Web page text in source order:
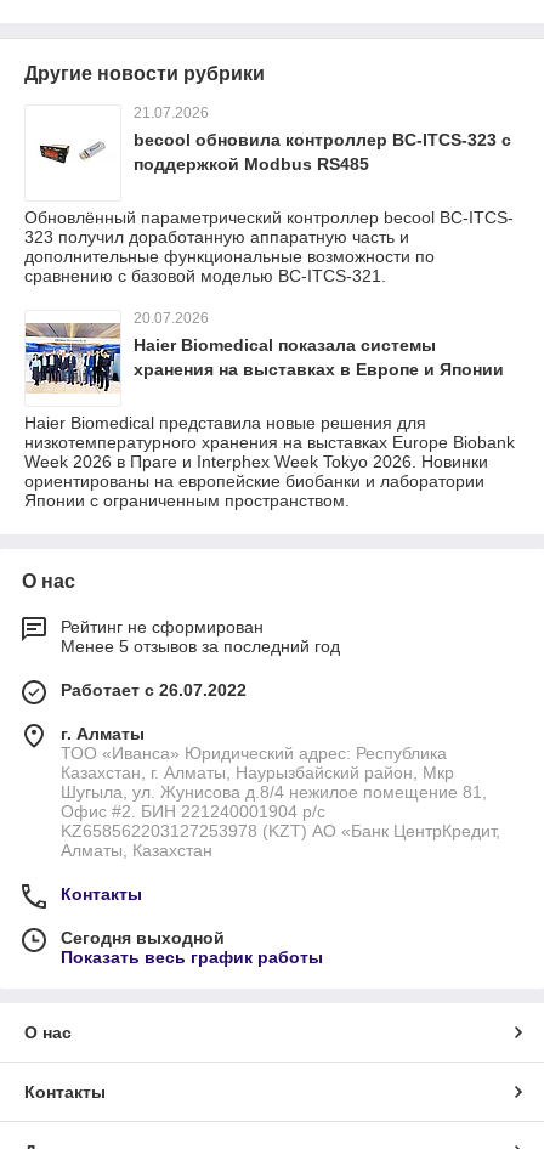
Другие новости рубрики
21.07.2026
becool обновила контроллер BC-ITCS-323 с
поддержкой Modbus RS485
Обновлённый параметрический контроллер becool BC-ITCS-
323 получил доработанную аппаратную часть и
дополнительные функциональные возможности по
сравнению с базовой моделью BC-ITCS-321.
20.07.2026
Haier Biomedical показала системы
хранения на выставках в Европе и Японии
Haier Biomedical представила новые решения для
низкотемпературного хранения на выставках Europe Biobank
Week 2026 в Праге и Interphex Week Tokyo 2026. Новинки
ориентированы на европейские биобанки и лаборатории
Японии с ограниченным пространством.
О нас
Рейтинг не сформирован
Менее 5 отзывов за последний год
Работает с 26.07.2022
г. Алматы
ТОО «Иванса» Юридический адрес: Республика
Казахстан, г. Алматы, Наурызбайский район, Мкр
Шугыла, ул. Жунисова д.8/4 нежилое помещение 81,
Офис #2. БИН 221240001904 р/с
KZ658562203127253978 (KZT) АО «Банк ЦентрКредит,
Алматы, Казахстан
Контакты
Сегодня выходной
Показать весь график работы
О нас
Контакты